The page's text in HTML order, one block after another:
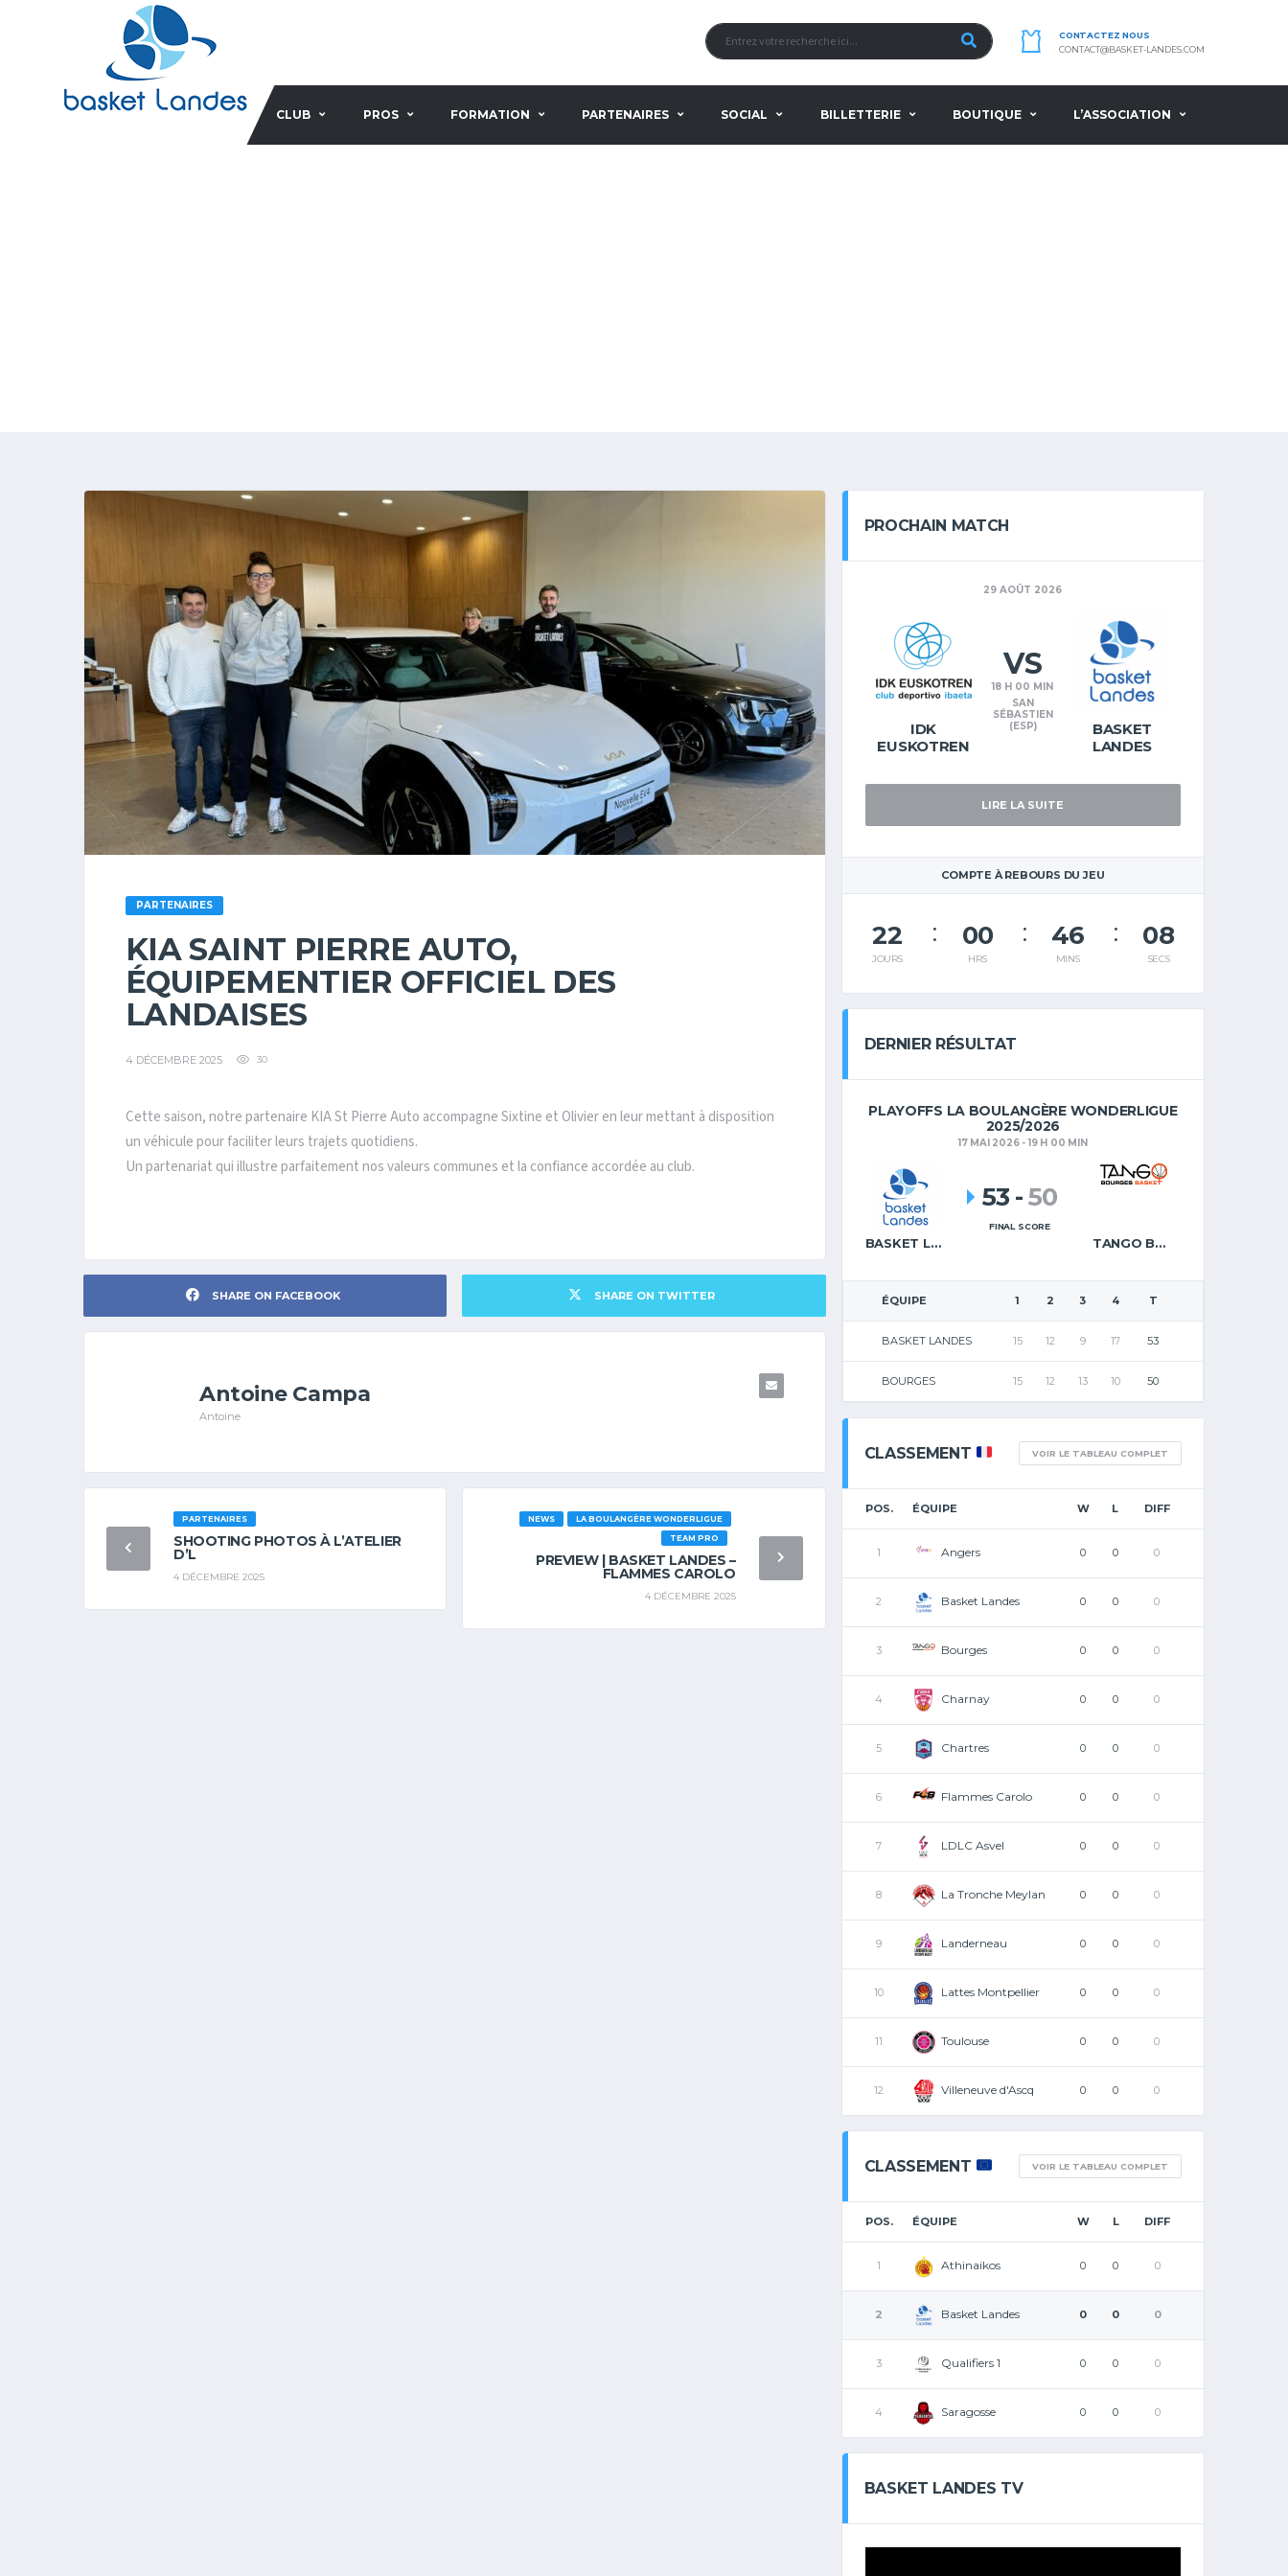
CONTACTEZ NOUS
CONTACT@BASKET-LANDES.COM
CLUB PROS FORMATION PARTENAIRES SOCIAL BILLETTERIE BOUTIQUE L’ASSOCIATION
PARTENAIRES
KIA SAINT PIERRE AUTO,
ÉQUIPEMENTIER OFFICIEL DES
LANDAISES
4 DÉCEMBRE 2025 30
Cette saison, notre partenaire KIA St Pierre Auto accompagne Sixtine et Olivier en leur mettant à disposition
un véhicule pour faciliter leurs trajets quotidiens.
Un partenariat qui illustre parfaitement nos valeurs communes et la confiance accordée au club.
SHARE ON FACEBOOK SHARE ON TWITTER
Antoine Campa
Antoine
PARTENAIRES
SHOOTING PHOTOS À L’ATELIER
D’L
4 DÉCEMBRE 2025
LA BOULANGÈRE WONDERLIGUE
NEWS
TEAM PRO
PREVIEW | BASKET LANDES –
FLAMMES CAROLO
4 DÉCEMBRE 2025
PROCHAIN MATCH
29 AOÛT 2026
IDK
EUSKOTREN
BASKET
LANDES
VS
18 H 00 MIN
SAN
SÉBASTIEN
(ESP)
LIRE LA SUITE
COMPTE À REBOURS DU JEU
22
JOURS
00
HRS
46
MINS
07
SECS
DERNIER RÉSULTAT
PLAYOFFS LA BOULANGÈRE WONDERLIGUE
2025/2026
17 MAI 2026 - 19 H 00 MIN
BASKET LANDES TANGO BOURGES BASKET
53 -50
FINAL SCORE
ÉQUIPE 1 2 3 4 T
BASKET LANDES 15 12 9 17 53
BOURGES 15 12 13 10 50
CLASSEMENT VOIR LE TABLEAU COMPLET
POS. ÉQUIPE W L DIFF
1 Angers 0 0 0
2 Basket Landes 0 0 0
3 Bourges 0 0 0
4 Charnay 0 0 0
5 Chartres 0 0 0
6 Flammes Carolo 0 0 0
7 LDLC Asvel 0 0 0
8 La Tronche Meylan 0 0 0
9 Landerneau 0 0 0
10 Lattes Montpellier 0 0 0
11 Toulouse 0 0 0
12 Villeneuve d'Ascq 0 0 0
CLASSEMENT VOIR LE TABLEAU COMPLET
POS. ÉQUIPE W L DIFF
1 Athinaikos 0 0 0
2 Basket Landes 0 0 0
3 Qualifiers 1 0 0 0
4 Saragosse 0 0 0
BASKET LANDES TV